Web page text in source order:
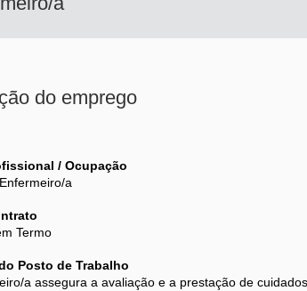
do emprego
/ Ocupação
a
Termo
Posto de Trabalho
a assegura a avaliação e a prestação de